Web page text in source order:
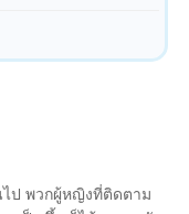
ไป พวกผู้หญิงที่ติดตาม